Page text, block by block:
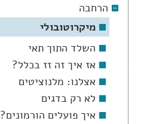
הרחבה
מיקרוטובולי
השלד התוך תאי
אז איך זה זז בכלל?
אצלנו: מלנוציטים
לא רק בדגים
איך פועלים הורמונים?